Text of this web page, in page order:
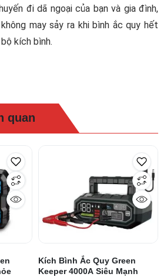
đi dã ngoại của bạn và gia đình,
may sảy ra khi bình ắc quy hết
kích bình.
quan
Kích Bình Ắc Quy Green
Keeper 4000A Siêu Mạnh